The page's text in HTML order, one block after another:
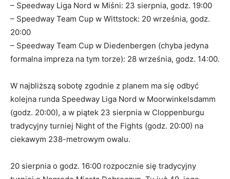
– Speedway Liga Nord w Miśni: 23 sierpnia, godz. 19:00
– Speedway Team Cup w Wittstock: 20 września, godz.
20:00
– Speedway Team Cup w Diedenbergen (chyba jedyna
formalna impreza na tym torze): 28 września, godz. 14:00.
W najbliższą sobotę zgodnie z planem ma się odbyć
kolejna runda Speedway Liga Nord w Moorwinkelsdamm
(godz. 20:00), a w piątek 23 sierpnia w Cloppenburgu
tradycyjny turniej Night of the Fights (godz. 20:00) na
ciekawym 238-metrowym owalu.
20 sierpnia o godz. 16:00 rozpocznie się tradycyjny